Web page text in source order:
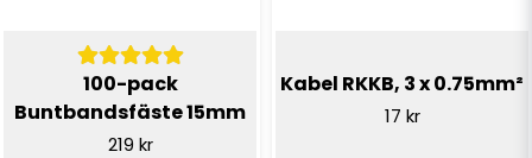
100-pack
Buntbandsfäste 15mm
219 kr
Kabel RKKB, 3 x 0.75mm²
17 kr